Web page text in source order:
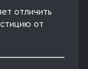
отличить
от